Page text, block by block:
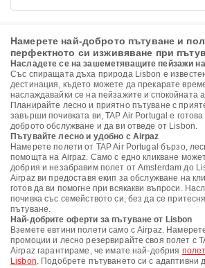
Намерете най-доброто пътуване и
перфектното си изживяване при
Насладете се на зашеметяващите пейзажи
Със спиращата дъха природа Lisbon е
дестинация, където можете да прекарате
наслаждавайки се на пейзажите и спокойната
Планирайте лесно и приятно пътуване с
завърши почивката ви, TAP Air Portugal е
доброто обслужване и да ви отведе от Lisbon.
Пътувайте лесно и удобно с Airpaz
Намерете полети от TAP Air Portugal бързо,
помощта на Airpaz. Само с едно кликване
добрия и незабравим полет от Amsterdam до
Airpaz ви предоставя екип за обслужване на
готов да ви помогне при всякакви въпроси.
почивка със семейството си, без да се
пътуване.
Най-добрите оферти за пътуване от Lisbon
Вземете евтини полети само с Airpaz.
промоции и лесно резервирайте своя полет с
Airpaz гарантираме, че имате най-добрия
Lisbon. Подобрете пътуването си с адаптивни